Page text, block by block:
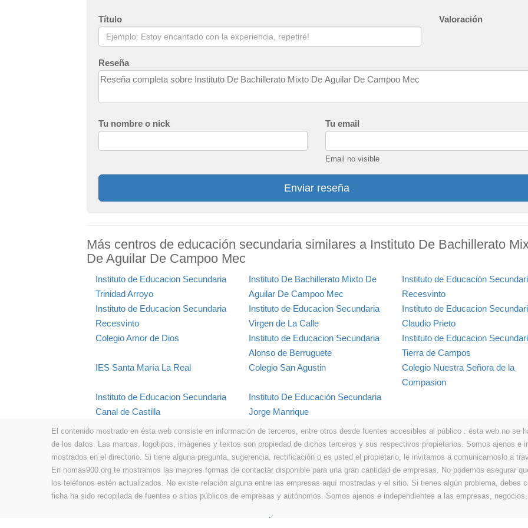
Título Valoración
Reseña
Tu nombre o nick Tu email
Email no visible
Enviar reseña
Más centros de educación secundaria similares a Instituto De Bachillerato
De Aguilar De Campoo Mec
Instituto de Educacion Secundaria
Trinidad Arroyo
Instituto De Bachillerato Mixto De
Aguilar De Campoo Mec
Instituto de Educación
Recesvinto
Instituto de Educacion Secundaria
Recesvinto
Instituto de Educacion Secundaria
Virgen de La Calle
Instituto de Educacion
Claudio Prieto
Colegio Amor de Dios
Instituto de Educacion Secundaria
Alonso de Berruguete
Instituto de Educacion
Tierra de Campos
IES Santa María La Real
Colegio San Agustin
Colegio Nuestra Señora de la
Compasion
Instituto de Educacion Secundaria
Canal de Castilla
Instituto De Educación Secundaria
Jorge Manrique
El contenido mostrado en ésta web consiste en información de terceros, entre otros desde fuentes accesibles al público . ésta web no se
de los datos. Las marcas, logotipos, imágenes y textos son propiedad de dichos terceros y sus respectivos propietarios. Somos ajenos e
mostrados en el directorio. Si tiene alguna pregunta, sugerencia, rectificación o es usted el propietario, le invitamos a comunicarnoslo a
En nomas900.org te mostramos las mejores formas de contactar disponible para una gran cantidad de empresas. No podemos asegurar
los teléfonos estén actualizados. No existe relación alguna entre las empresas aquí mostradas y el sitio. Si tienes algún problema, debes
ficha ha sido recopilada de fuentes o sitios públicos de empresas y autónomos. Somos ajenos e independientes a las empresas,